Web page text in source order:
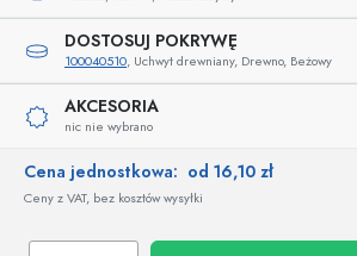
DOSTOSUJ POKRYWĘ
100040510, Uchwyt drewniany, Drewno, Beżowy
AKCESORIA
nic nie wybrano
Cena jednostkowa: od 16,10 zł
Ceny z VAT, bez kosztów wysyłki